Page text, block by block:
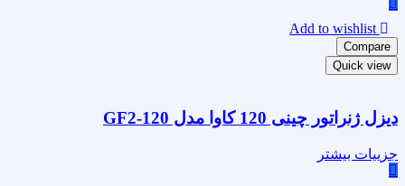
Add to wishlist
Compare
Quick view
دیزل ژنراتور چینی 120 کاوا مدل GF2-120
جزییات بیشتر